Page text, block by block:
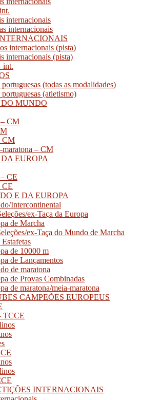
internacionais
internacionais
internacionais (pista)
internacionais (pista)
int.
portuguesas (todas as modalidades)
portuguesas (atletismo)
MUNDO
– CM
CM
maratona – CM
EUROPA
CE
CE
E DA EUROPA
Intercontinental
ex-Taça da Europa
de Marcha
ex-Taça do Mundo de Marcha
de 10000 m
de Lançamentos
de maratona
de Provas Combinadas
de maratona/meia-maratona
CAMPEÕES EUROPEUS
TCCE
INTERNACIONAIS